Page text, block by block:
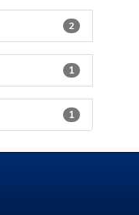
2
1
1